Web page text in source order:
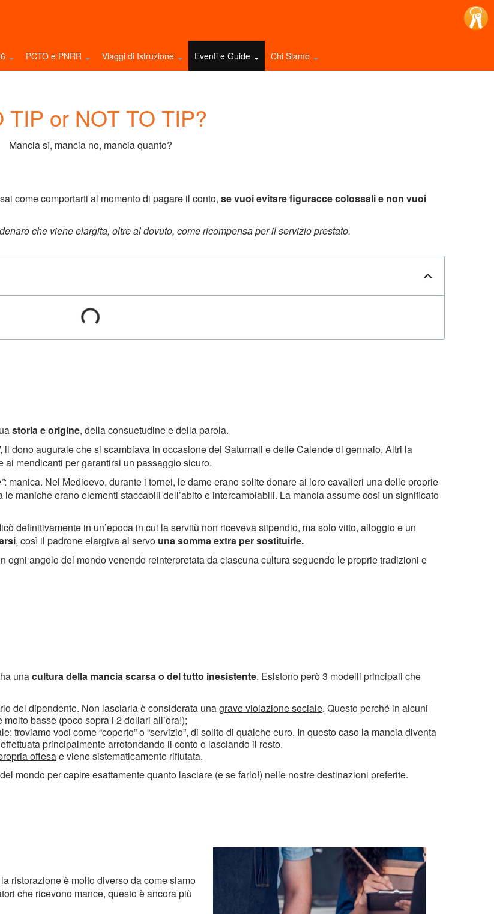
PCTO e PNRR Viaggi di Istruzione Eventi e Guide Chi Siamo
TIP or NOT TO TIP?
Mancia sì, mancia no, mancia quanto?
come comportarti al momento di pagare il conto, se vuoi evitare figuracce colossali e non vuoi
che viene elargita, oltre al dovuto, come ricompensa per il servizio prestato.
storia e origine, della consuetudine e della parola.
, il dono augurale che si scambiava in occasione dei Saturnali e delle Calende di gennaio. Altri la
ai mendicanti per garantirsi un passaggio sicuro.
: manica. Nel Medioevo, durante i tornei, le dame erano solite donare ai loro cavalieri una delle proprie
le maniche erano elementi staccabili dell’abito e intercambiabili. La mancia assume così un significato
definitivamente in un’epoca in cui la servitù non riceveva stipendio, ma solo vitto, alloggio e un
, così il padrone elargiva al servo una somma extra per sostituirle.
ogni angolo del mondo venendo reinterpretata da ciascuna cultura seguendo le proprie tradizioni e
unacultura della mancia scarsa o del tutto inesistente. Esistono però 3 modelli principali che
del dipendente. Non lasciarla è considerata unagrave violazione sociale. Questo perché in alcuni
basse (poco sopra i 2 dollari all’ora!);
troviamo voci come “coperto” o “servizio”, di solito di qualche euro. In questo caso la mancia diventa
principalmente arrotondando il conto o lasciando il resto.
offesae viene sistematicamente rifiutata.
mondo per capire esattamente quanto lasciare (e se farlo!) nelle nostre destinazioni preferite.
ristorazione è molto diverso da come siamo
che ricevono mance, questo è ancora più